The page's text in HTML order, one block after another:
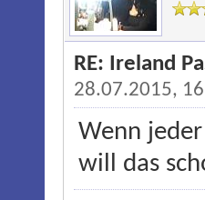
RE: Ireland
28.07.2015,
Wenn
will das